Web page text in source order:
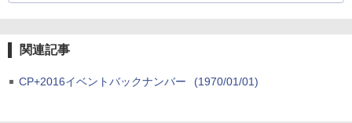
関連記事
CP+2016イベントバックナンバー (1970/01/01)